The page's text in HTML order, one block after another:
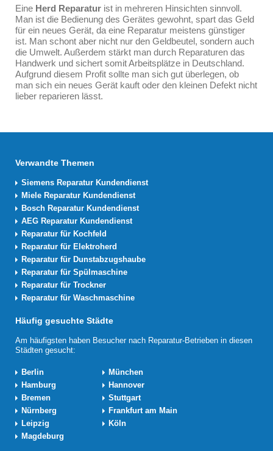
Eine Herd Reparatur ist in mehreren Hinsichten sinnvoll.
Man ist die Bedienung des Gerätes gewohnt, spart das Geld
für ein neues Gerät, da eine Reparatur meistens günstiger
ist. Man schont aber nicht nur den Geldbeutel, sondern auch
die Umwelt. Außerdem stärkt man durch Reparaturen das
Handwerk und sichert somit Arbeitsplätze in Deutschland.
Aufgrund diesem Profit sollte man sich gut überlegen, ob
man sich ein neues Gerät kauft oder den kleinen Defekt nicht
lieber reparieren lässt.
Verwandte Themen
Siemens Reparatur Kundendienst
Miele Reparatur Kundendienst
Bosch Reparatur Kundendienst
AEG Reparatur Kundendienst
Reparatur für Kochfeld
Reparatur für Elektroherd
Reparatur für Dunstabzugshaube
Reparatur für Spülmaschine
Reparatur für Trockner
Reparatur für Waschmaschine
Häufig gesuchte Städte
Am häufigsten haben Besucher nach Reparatur-Betrieben in diesen
Städten gesucht:
Berlin
München
Hamburg
Hannover
Bremen
Stuttgart
Nürnberg
Frankfurt am Main
Leipzig
Köln
Magdeburg